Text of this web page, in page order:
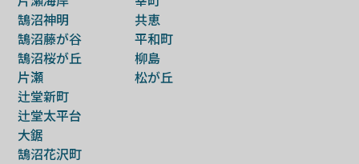
鵠沼神明
鵠沼藤が谷
鵠沼桜が丘
片瀬
辻堂新町
辻堂太平台
大鋸
鵠沼花沢町
共恵
平和町
柳島
松が丘